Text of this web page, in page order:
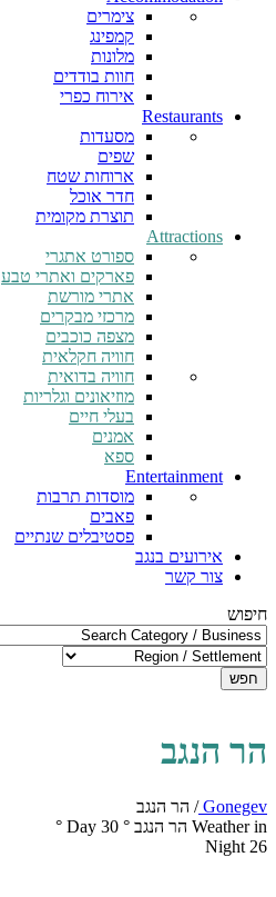
צימרים
קמפינג
מלונות
חוות בודדים
אירוח כפרי
Restaurants
מסעדות
שפים
ארוחות שטח
חדר אוכל
תוצרת מקומית
Attractions
ספורט אתגרי
פארקים ואתרי טבע
אתרי מורשת
מרכזי מבקרים
מצפה כוכבים
חוויה חקלאית
חוויה בדואית
מוזיאונים וגלריות
בעלי חיים
אמנים
ספא
Entertainment
מוסדות תרבות
פאבים
פסטיבלים שנתיים
אירועים בנגב
צור קשר
חיפוש
חפש
הר הנגב
Gonegev
/ הר הנגב
Weather in הר הנגב
°
30
Day
°
26
Night